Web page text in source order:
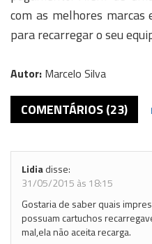
com as melhores marcas
para recarregar o seu
Autor: Marcelo Silva
COMENTÁRIOS (23)
Lidiadisse:
31/05/2015 às 18:15
Gostaria de saber quais
possuam cartuchos
mal,ela não aceita recarga.